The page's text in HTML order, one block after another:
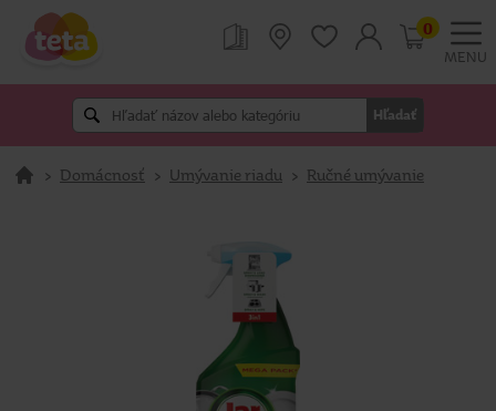
MENU
Hľadať
0
> Domácnosť > Umývanie riadu > Ručné umývanie